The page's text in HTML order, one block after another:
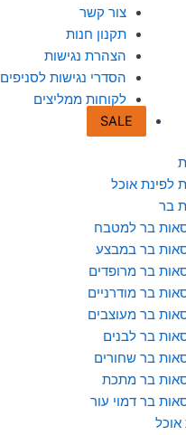
צור קשר
תקנון חנות
הצהרת נגישות
הסדרי נגישות לסניפים
לקוחות ממליצים
SALE
לפינת אוכל
בר
בר למטבח
בר במבצע
בר מרופדים
בר מודרניים
בר מעוצבים
בר לבנים
בר שחורים
בר מתכת
בר דמוי עור
אוכל